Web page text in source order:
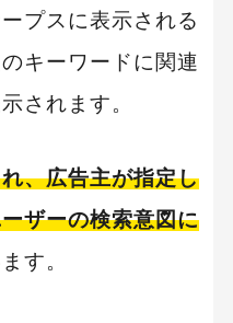
プスに表示される
キーワードに関連
されます。
、広告主が指定し
ザーの検索意図に
す。